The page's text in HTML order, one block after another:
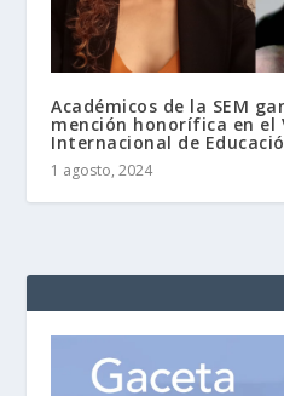
Académicos de la SEM
mención honorífica en el
Internacional de
1 agosto, 2024